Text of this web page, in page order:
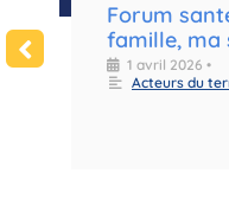
Forum
famille, ma
1 avril 2026 •
Acteurs du